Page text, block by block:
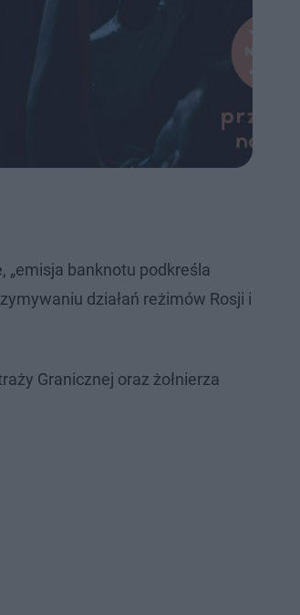
„emisja banknotu podkreśla
działań reżimów Rosji i
Granicznej oraz żołnierza